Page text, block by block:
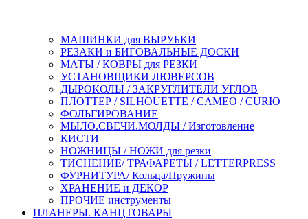
МАШИНКИ для ВЫРУБКИ
РЕЗАКИ и БИГОВАЛЬНЫЕ ДОСКИ
МАТЫ / КОВРЫ для РЕЗКИ
УСТАНОВЩИКИ ЛЮВЕРСОВ
ДЫРОКОЛЫ / ЗАКРУГЛИТЕЛИ УГЛОВ
ПЛОТТЕР / SILHOUETTE / CAMEO / CURIO
ФОЛЬГИРОВАНИЕ
МЫЛО.СВЕЧИ.МОЛДЫ / Изготовление
КИСТИ
НОЖНИЦЫ / НОЖИ для резки
ТИСНЕНИЕ/ ТРАФАРЕТЫ / LETTERPRESS
ФУРНИТУРА/ Кольца/Пружины
ХРАНЕНИЕ и ДЕКОР
ПРОЧИЕ инструменты
ПЛАНЕРЫ. КАНЦТОВАРЫ